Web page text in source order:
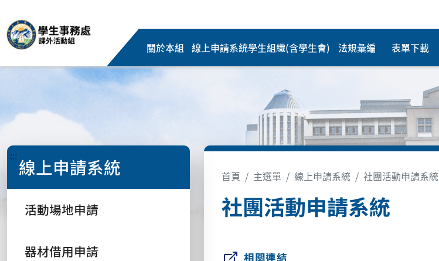
關於本組 線上申請系統學生組織(含學生會) 法規彙編 表單下載
::: 線上申請系統
活動場地申請
器材借用申請
首頁 主選單 線上申請系統 社團活動申請系統
社團活動申請系統
相關連結